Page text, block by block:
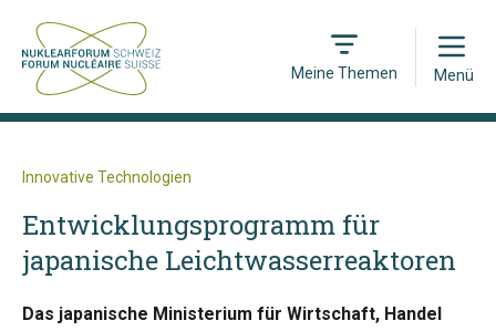
Meine Themen
Open
Menü
Innovative Technologien
Entwicklungsprogramm für
japanische Leichtwasserreaktoren
Das japanische Ministerium für Wirtschaft, Handel